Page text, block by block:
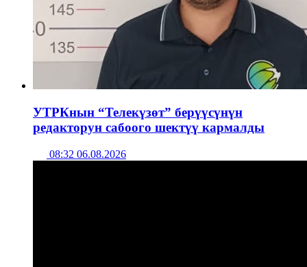
УТРКнын “Телекүзөт” берүүсүнүн
редакторун сабоого шектүү кармалды
08:32 06.08.2026